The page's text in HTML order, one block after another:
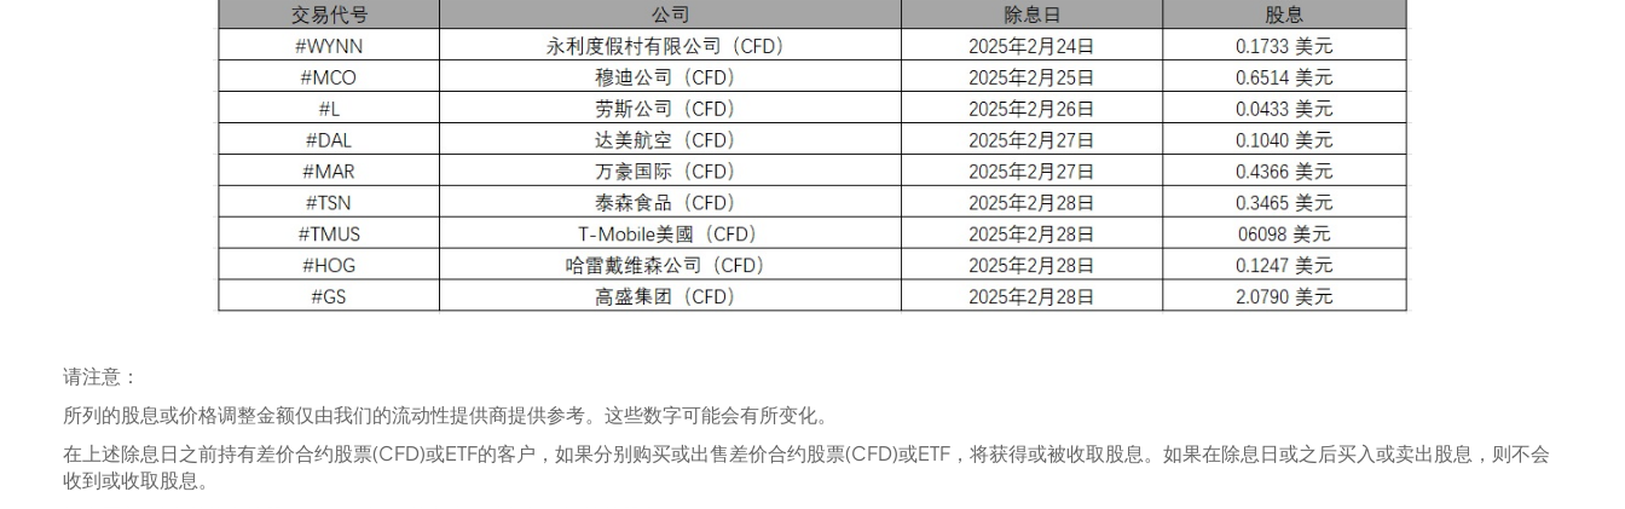
请注意：‍
所列的股息或价格调整金额仅由我们的流动性提供商提供参考。这些数字可能会有所变化。
在上述除息日之前持有差价合约股票(CFD)或ETF的客户，如果分别购买或出售差价合约股票(CFD)或ETF，将获得或被收取股息。如果在除息日或之后买入或卖出股息，则不会
收到或收取股息。‍